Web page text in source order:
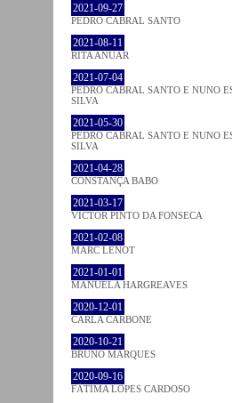
2021-09-27
PEDRO CABRAL SANTO
2021-08-11
RITA ANUAR
2021-07-04
PEDRO CABRAL SANTO E NUNO
SILVA
2021-05-30
PEDRO CABRAL SANTO E NUNO
SILVA
2021-04-28
CONSTANÇA BABO
2021-03-17
VICTOR PINTO DA FONSECA
2021-02-08
MARC LENOT
2021-01-01
MANUELA HARGREAVES
2020-12-01
CARLA CARBONE
2020-10-21
BRUNO MARQUES
2020-09-16
FÁTIMA LOPES CARDOSO